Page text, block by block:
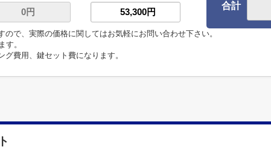
合計
で、実際の価格に関してはお気軽にお問い合わせ下さい。
す。
費用、鍵セット費になります。